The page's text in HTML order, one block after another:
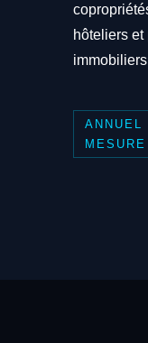
hôteliers
ANNUEL
MESURE